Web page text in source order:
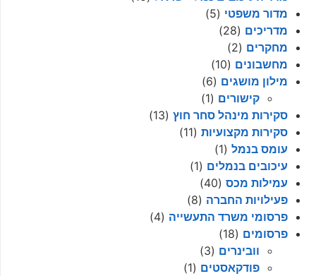
מדור משפטי (5)
מדריכים (28)
מחקרים (2)
מחשבונים (10)
מילון מושגים (6)
קישורים (1)
סקירות מינהל סחר חוץ (13)
סקירות מקצועיות (11)
עומס בנמל (1)
עיכובים בנמלים (1)
עמילות מכס (40)
פעילויות החברה (8)
פרסומי משרד התעשייה (4)
פרסומים (18)
וובינרים (3)
פודקאסטים (1)